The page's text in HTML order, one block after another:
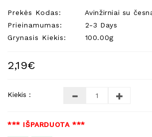
Higienos
Priemonės
Kūdikiams
Reikalai
Prekės Kodas:
Avinžirniai su
Prieinamumas:
2-3 Days
Grynasis Kiekis:
100.00g
2,19€
Kiekis :
*** IŠPARDUOTA ***